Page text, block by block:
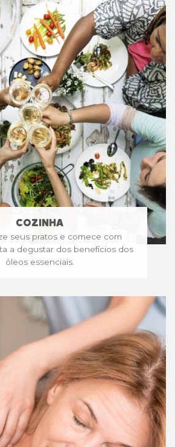
COZINHA
seus pratos e comece com
a degustar dos benefícios dos
óleos essenciais.